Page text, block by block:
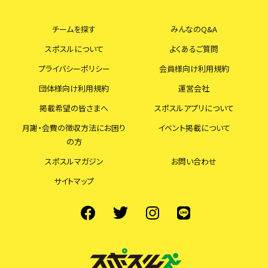
チームを探す
みんなのQ&A
スポスルについて
よくあるご質問
プライバシーポリシー
会員様向け利用規約
団体様向け利用規約
運営会社
掲載希望の皆さまへ
スポスルアプリについて
月謝・会費の徴収方法にお困り
の方
イベント掲載について
スポスルマガジン
お問い合わせ
サイトマップ